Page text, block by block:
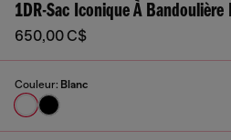
1DR-Sac Iconique À Bandoulière
650,00 C$
Couleur: Blanc